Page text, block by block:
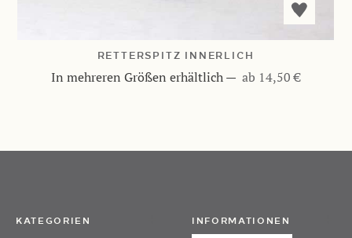
RETTERSPITZ INNERLICH
In mehreren Größen erhältlich— ab 14,50 €
KATEGORIEN INFORMATIONEN